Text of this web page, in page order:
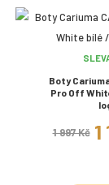
Boty
Pro Off
1 997 Kč